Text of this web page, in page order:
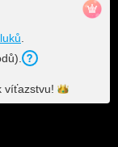
víťazstvu!